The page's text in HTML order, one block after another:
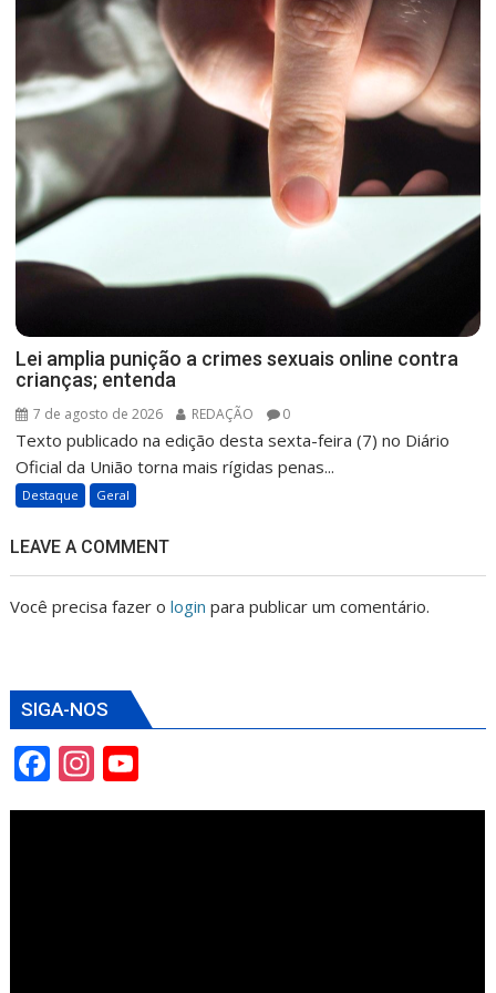
Lei amplia punição a crimes sexuais online contra
crianças; entenda
7 de agosto de 2026 REDAÇÃO 0
Texto publicado na edição desta sexta-feira (7) no Diário
Oficial da União torna mais rígidas penas...
Destaque Geral
LEAVE A COMMENT
Você precisa fazer ologin para publicar um comentário.
SIGA-NOS
F
ac
In
st o